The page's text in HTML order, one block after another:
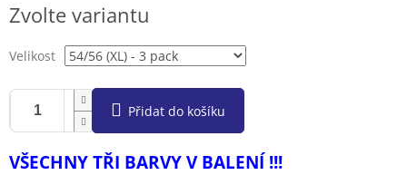
cena:
Zvolte variantu
Velikost
Přidat do košíku
VŠECHNY TŘI BARVY V BALENÍ !!!